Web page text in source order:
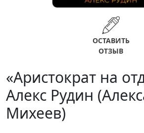
ОСТАВИТЬ
ОТЗЫВ
«Аристократ на
Алекс Рудин
Михеев)